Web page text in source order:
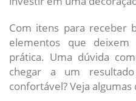
Com itens para receber
elementos que
prática. Uma dúvida
chegar a um
confortável? Veja algumas